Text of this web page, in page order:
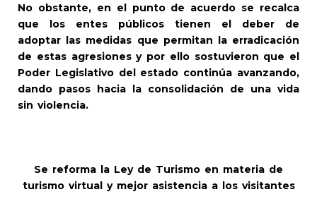
No obstante, en el punto de acuerdo se recalca
que los entes públicos tienen el deber de
adoptar las medidas que permitan la erradicación
de estas agresiones y por ello sostuvieron que el
Poder Legislativo del estado continúa avanzando,
dando pasos hacia la consolidación de una vida
sin violencia.
Se reforma la Ley de Turismo en materia de
turismo virtual y mejor asistencia a los visitantes